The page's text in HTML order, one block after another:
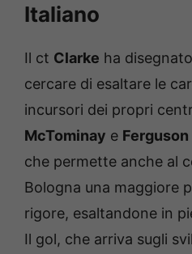
Italiano
Il ct Clarke ha
cercare di esaltare le
incursori dei propri
McTominay e Ferguson
che permette anche al
Bologna una maggiore
rigore, esaltandone in
Il gol, che arriva sugli